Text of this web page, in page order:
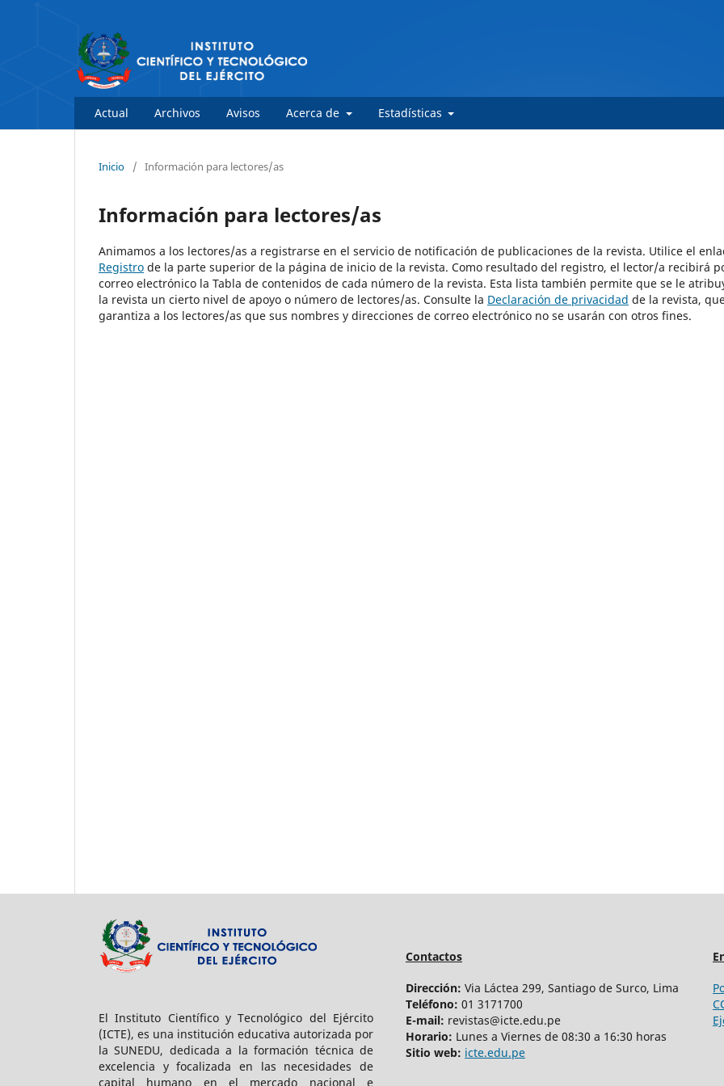
Actual Archivos Avisos Acerca de Estadísticas
Inicio / Información para lectores/as
Información para lectores/as
Animamos a los lectores/as a registrarse en el servicio de notificación de publicaciones de la revista. Utilice el
Registro de la parte superior de la página de inicio de la revista. Como resultado del registro, el lector/a recibirá
correo electrónico la Tabla de contenidos de cada número de la revista. Esta lista también permite que se le
la revista un cierto nivel de apoyo o número de lectores/as. Consulte la Declaración de privacidad de la revista,
garantiza a los lectores/as que sus nombres y direcciones de correo electrónico no se usarán con otros fines.
El Instituto Científico y Tecnológico del Ejército
(ICTE), es una institución educativa autorizada por
la SUNEDU, dedicada a la formación técnica de
excelencia y focalizada en las necesidades de
capital humano en el mercado nacional e
Contactos
Dirección: Via Láctea 299, Santiago de Surco, Lima
Teléfono: 01 3171700
E-mail: revistas@icte.edu.pe
Horario: Lunes a Viernes de 08:30 a 16:30 horas
Sitio web: icte.edu.pe